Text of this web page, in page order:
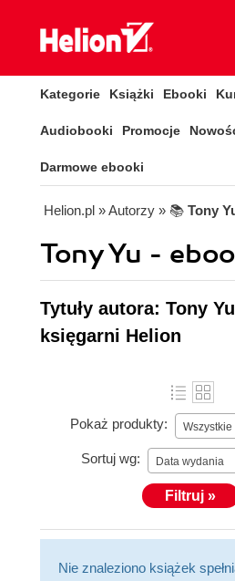
Kategorie Książki Ebooki
Audiobooki Promocje
Darmowe ebooki
Helion.pl » Autorzy » 📚 Tony
Tony Yu -
Tytuły autora: Tony
księgarni Helion
Pokaż produkty: Wszystkie
Sortuj wg: Data wydania
Filtruj »
Nie znaleziono książek